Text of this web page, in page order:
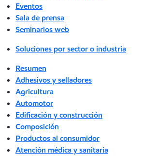
Eventos
Sala de prensa
Seminarios web
Soluciones por sector o industria
Resumen
Adhesivos y selladores
Agricultura
Automotor
Edificación y construcción
Composición
Productos al consumidor
Atención médica y sanitaria